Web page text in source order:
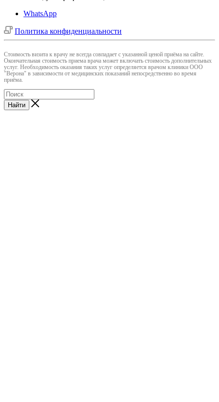
WhatsApp
Политика конфиденциальности
Cтоимость визита к врачу не всегда совпадает с указанной ценой приёма на сайте.
Окончательная стоимость приема врача может включать стоимость дополнительных
услуг. Необходимость оказания таких услуг определяется врачом клиники ООО
"Верона" в зависимости от медицинских показаний непосредственно во время
приёма.
Найти